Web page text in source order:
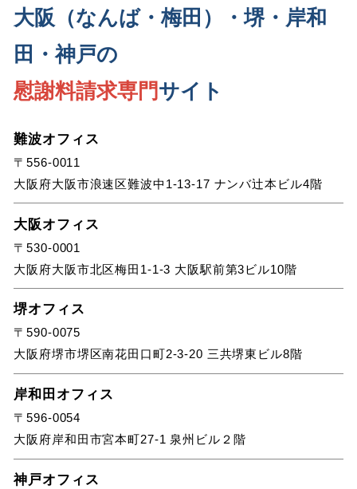
大阪（なんば・梅田）・堺・岸和
田・神戸の
慰謝料請求専門サイト
難波オフィス
〒556-0011
大阪府大阪市浪速区難波中1-13-17 ナンバ辻本ビル4階
大阪オフィス
〒530-0001
大阪府大阪市北区梅田1-1-3 大阪駅前第3ビル10階
堺オフィス
〒590-0075
大阪府堺市堺区南花田口町2-3-20 三共堺東ビル8階
岸和田オフィス
〒596-0054
大阪府岸和田市宮本町27-1 泉州ビル２階
神戸オフィス